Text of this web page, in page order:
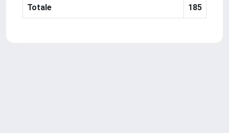
Totale 185